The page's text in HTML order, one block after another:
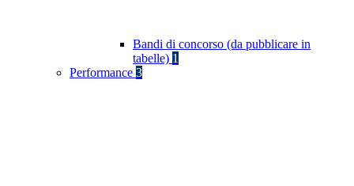
Bandi di concorso (da pubblicare in
tabelle) 1
Performance 3